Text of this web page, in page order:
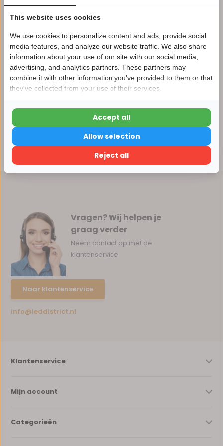
Vergelijk
Productomschrijving
Specificaties
Reviews
Delen
Vragen? Wij helpen je
graag verder
Neem contact op met de
klantenservice
Naar klantenservice
info@leddistrict.nl
Klantenservice
Mijn account
Categorieën
Nu 15% korting
15korting
15% korting
Verder winkelen
This website uses cookies
We use cookies to personalize content and ads, provide social
media features, and analyze our website traffic. We also share
information about your use of our site with our social media,
advertising, and analytics partners. These partners may
combine it with other information you've provided to them or that
they've collected from your use of their services.
Reject all
Allow selection
Accept all